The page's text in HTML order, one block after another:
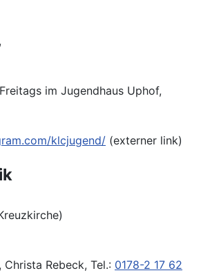
im Jugendhaus Uphof,
klcjugend/ (externer link)
Rebeck, Tel.: 0178-2 17 62